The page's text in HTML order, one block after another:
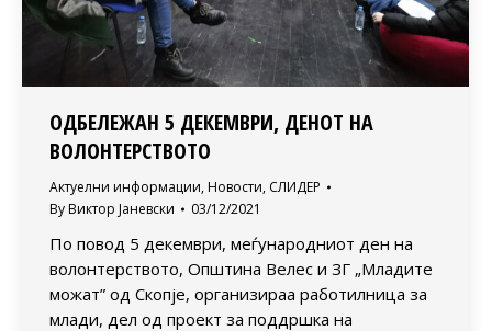
ОДБЕЛЕЖАН 5 ДЕКЕМВРИ, ДЕНОТ НА
ВОЛОНТЕРСТВОТО
Актуелни информации, Новости, СЛИДЕР
By Виктор Јаневски 03/12/2021
По повод 5 декември, меѓународниот ден на
волонтерството, Општина Велес и ЗГ „Младите
можат” од Скопје, организираа работилница за
млади, дел од проект за поддршка на